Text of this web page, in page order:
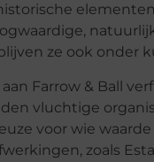
ze ook onder
Farrow & Ball
vluchtige
voor wie
zoals